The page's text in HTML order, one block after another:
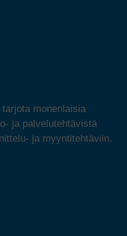
monenlaisia
ja palvelutehtävistä
ja myyntitehtäviin.